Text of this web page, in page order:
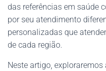
das referências em saúde
por seu atendimento
personalizadas que
de cada região.
Neste artigo,